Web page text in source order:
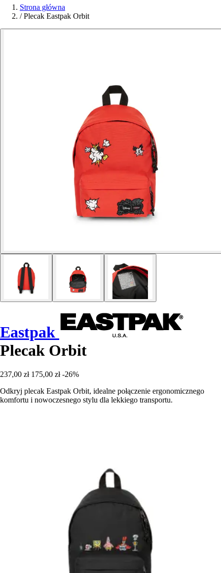
Strona główna
/ Plecak Eastpak Orbit
Eastpak
Plecak Orbit
237,00 zł 175,00 zł -26%
Odkryj plecak Eastpak Orbit, idealne połączenie ergonomicznego
komfortu i nowoczesnego stylu dla lekkiego transportu.